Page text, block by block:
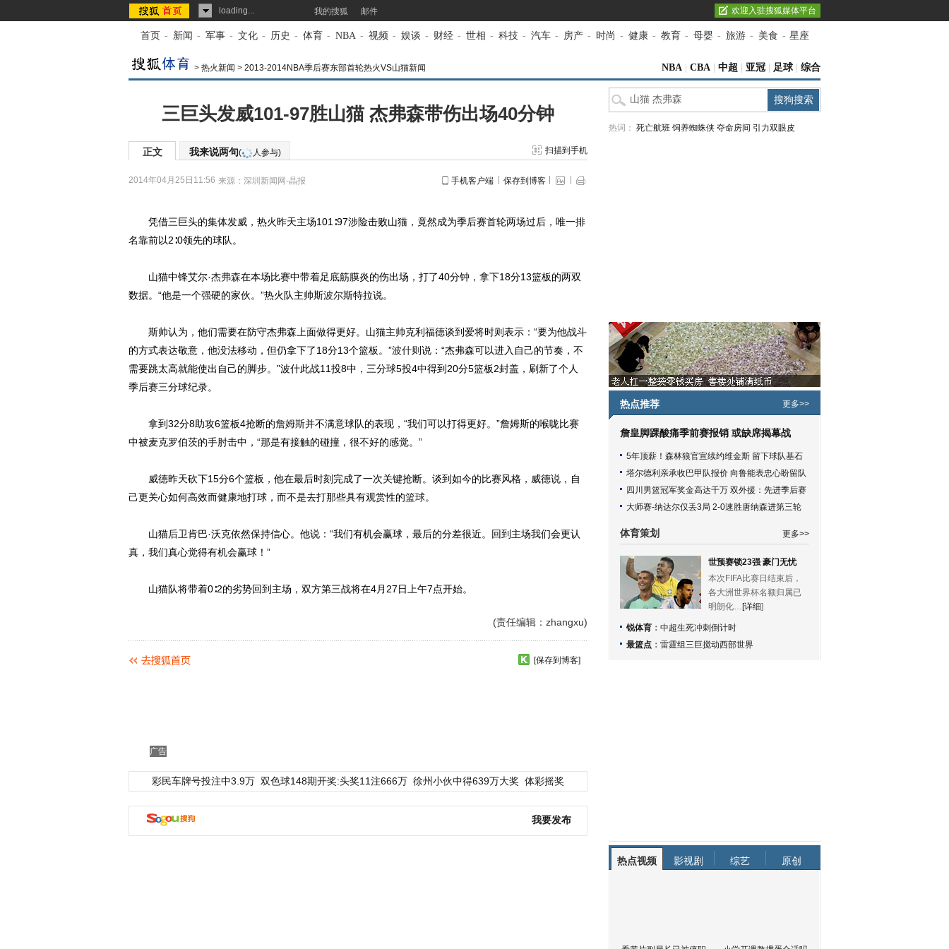
loading... 我的搜狐 邮件 欢迎入驻搜狐媒体平台
首页 - 新闻 - 军事 - 文化 - 历史 - 体育 - NBA - 视频 - 娱谈 - 财经 - 世相 - 科技 - 汽车 - 房产 - 时尚 - 健康 - 教育 - 母婴 - 旅游 - 美食 - 星座
> 热火新闻 > 2013-2014NBA季后赛东部首轮热火VS山猫新闻 NBA CBA 中超 亚冠 足球 综合
三巨头发威101-97胜山猫 杰弗森带伤出场40分钟
正文 我来说两句( 人参与) 扫描到手机
2014年04月25日11:56 来源： 深圳新闻网-晶报 手机客户端 保存到博客
凭借三巨头的集体发威，热火昨天主场101∶97涉险击败山猫，竟然成为季后赛首轮两场过后，唯一排
名靠前以2∶0领先的球队。
山猫中锋艾尔·杰弗森在本场比赛中带着足底筋膜炎的伤出场，打了40分钟，拿下18分13篮板的两双
数据。“他是一个强硬的家伙。”热火队主帅斯波尔斯特拉说。
斯帅认为，他们需要在防守杰弗森上面做得更好。山猫主帅克利福德谈到爱将时则表示：“要为他战斗
的方式表达敬意，他没法移动，但仍拿下了18分13个篮板。”波什则说：“杰弗森可以进入自己的节奏，不
需要跳太高就能使出自己的脚步。”波什此战11投8中，三分球5投4中得到20分5篮板2封盖，刷新了个人
季后赛三分球纪录。
拿到32分8助攻6篮板4抢断的詹姆斯并不满意球队的表现，“我们可以打得更好。”詹姆斯的喉咙比赛
中被麦克罗伯茨的手肘击中，“那是有接触的碰撞，很不好的感觉。”
威德昨天砍下15分6个篮板，他在最后时刻完成了一次关键抢断。谈到如今的比赛风格，威德说，自
己更关心如何高效而健康地打球，而不是去打那些具有观赏性的篮球。
山猫后卫肯巴·沃克依然保持信心。他说：“我们有机会赢球，最后的分差很近。回到主场我们会更认
真，我们真心觉得有机会赢球！”
山猫队将带着0∶2的劣势回到主场，双方第三战将在4月27日上午7点开始。
(责任编辑：zhangxu)
[保存到博客]
广告
彩民车牌号投注中3.9万 双色球148期开奖:头奖11注666万 徐州小伙中得639万大奖 体彩摇奖
我要发布
热词： 死亡航班 饲养蜘蛛侠 夺命房间 引力双眼皮
热点推荐 更多>>
詹皇脚踝酸痛季前赛报销 或缺席揭幕战
5年顶薪！森林狼官宣续约维金斯 留下球队基石
塔尔德利亲承收巴甲队报价 向鲁能表忠心盼留队
四川男篮冠军奖金高达千万 双外援：先进季后赛
大师赛-纳达尔仅丢3局 2-0速胜唐纳森进第三轮
体育策划 更多>>
世预赛锁23强 豪门无忧
本次FIFA比赛日结束后，
各大洲世界杯名额归属已
明朗化… [详细]
锐体育 ： 中超生死冲刺倒计时
最篮点 ： 雷霆组三巨搅动西部世界
热点视频 影视剧 综艺 原创